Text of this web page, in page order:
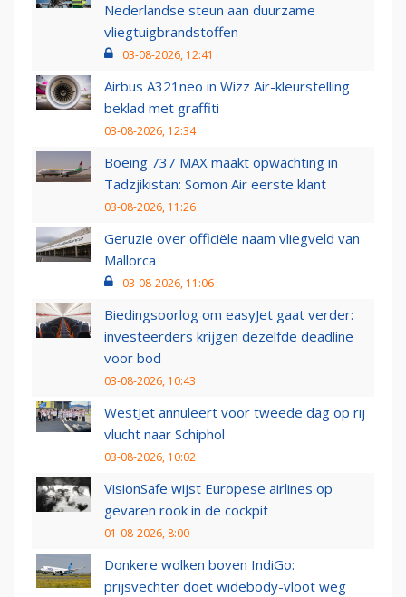
Nederlandse steun aan duurzame
vliegtuigbrandstoffen
03-08-2026, 12:41
Airbus A321neo in Wizz Air-kleurstelling
beklad met graffiti
03-08-2026, 12:34
Boeing 737 MAX maakt opwachting in
Tadzjikistan: Somon Air eerste klant
03-08-2026, 11:26
Geruzie over officiële naam vliegveld van
Mallorca
03-08-2026, 11:06
Biedingsoorlog om easyJet gaat verder:
investeerders krijgen dezelfde deadline
voor bod
03-08-2026, 10:43
WestJet annuleert voor tweede dag op rij
vlucht naar Schiphol
03-08-2026, 10:02
VisionSafe wijst Europese airlines op
gevaren rook in de cockpit
01-08-2026, 8:00
Donkere wolken boven IndiGo:
prijsvechter doet widebody-vloot weg